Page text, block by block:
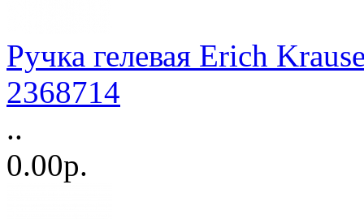
Ручка гелевая Erich
2368714
..
0.00р.